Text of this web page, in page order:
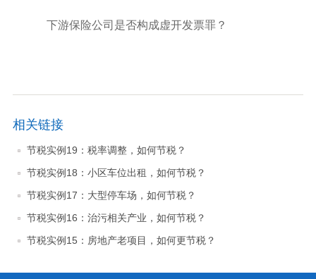
下游保险公司是否构成虚开发票罪？
相关链接
节税实例19：税率调整，如何节税？
节税实例18：小区车位出租，如何节税？
节税实例17：大型停车场，如何节税？
节税实例16：治污相关产业，如何节税？
节税实例15：房地产老项目，如何更节税？